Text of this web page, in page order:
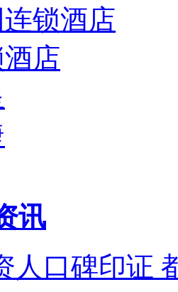
锁酒店
店
讯
人口碑印证